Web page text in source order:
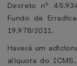
Decreto nº
Fundo de
19.978/2011.
Haverá um
alíquota do